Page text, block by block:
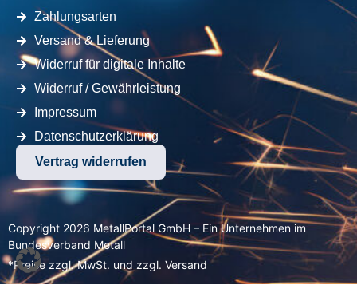
Zahlungsarten
Versand & Lieferung
Widerruf für digitale Inhalte
Widerruf / Gewährleistung
Impressum
Datenschutzerklärung
Vertrag widerrufen
Copyright 2026 MetallPortal GmbH – Ein Unternehmen im
Bundesverband Metall
*Preise zzgl. MwSt. und zzgl. Versand